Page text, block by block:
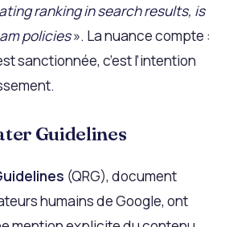
ranking in search results, is
policies». La nuance compte :
sanctionnée, c’est l’intention
Guidelines
(QRG), document
humains de Google, ont